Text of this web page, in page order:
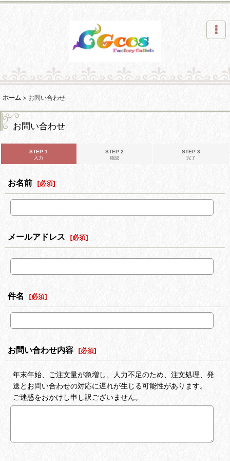
ホーム > お問い合わせ
お問い合わせ
STEP 1
入力
STEP 2
確認
STEP 3
完了
お名前 [必須]
メールアドレス [必須]
件名 [必須]
お問い合わせ内容 [必須]
年末年始、ご注文量が急増し、人力不足のため、注文処理、発
送とお問い合わせの対応に遅れが生じる可能性があります。
ご迷惑をおかけし申し訳ございません。